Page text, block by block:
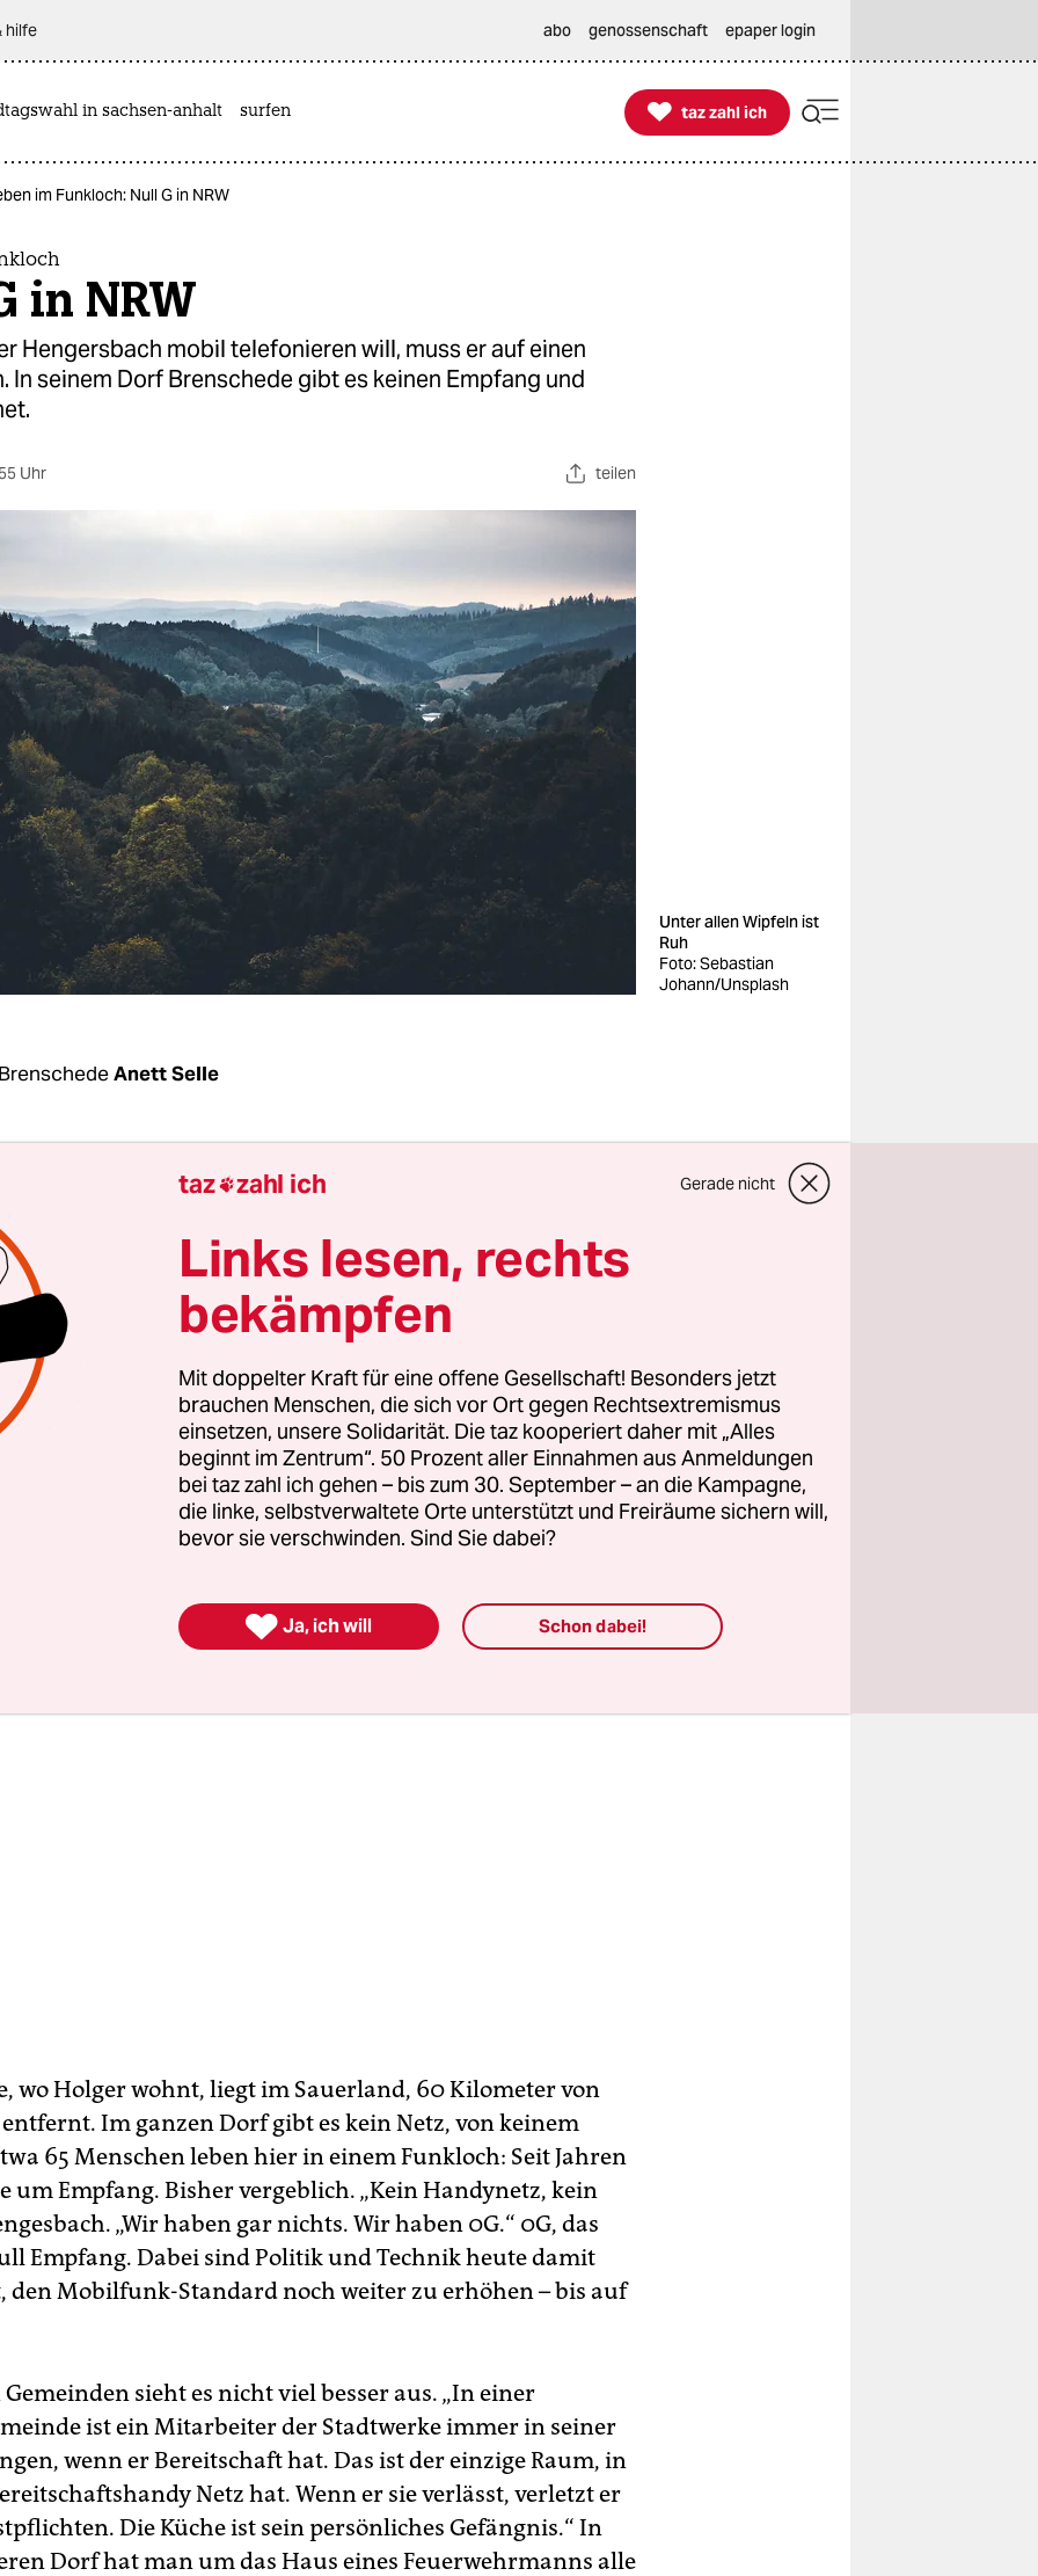
hilfe abo genossenschaft epaper login
in sachsen-anhalt surfen 
taz zahl ich
taz zahl ich
im Funkloch: Null G in NRW
in NRW
Hengersbach mobil telefonieren will, muss er auf einen
In seinem Dorf Brenschede gibt es keinen Empfang und
Uhr teilen
Unter allen Wipfeln ist
Ruh
Foto: Sebastian
Johann/Unsplash
Anett Selle
Hengesbach seine SMS abholen will, steigt er in seinen
Im Geländewagen biegt er vom Hof ab und rollt
rauf zum Weidentor. Dort steigt er aus, zieht das Tor auf,
ein, fährt durch – steigt wieder aus, drückt das Tor zu und
hinters Steuer. Der Wagen brummt die Weide hoch,
Hang hinauf. „Zum Glück sind keine Kühe auf der Weide“,
der Pajero ruckelt, „sonst müssten wir uns noch kümmern,
wegrennen oder vors Auto laufen. Kühe sind sehr
von 450 Metern über dem Meeresspiegel zieht Holger
die Handbremse. „Hier ist so der Bereich, wo der
Tal quillt Rauch aus den Schornsteinen.
wo Holger wohnt, liegt im Sauerland, 60 Kilometer von
Im ganzen Dorf gibt es kein Netz, von keinem
65 Menschen leben hier in einem Funkloch: Seit Jahren
um Empfang. Bisher vergeblich. „Kein Handynetz, kein
„Wir haben gar nichts. Wir haben 0G.“ 0G, das
Empfang. Dabei sind Politik und Technik heute damit
den Mobilfunk-Standard noch weiter zu erhöhen – bis auf
sieht es nicht viel besser aus. „In einer
ist ein Mitarbeiter der Stadtwerke immer in seiner
wenn er Bereitschaft hat. Das ist der einzige Raum, in
Netz hat. Wenn er sie verlässt, verletzt er
Die Küche ist sein persönliches Gefängnis.“ In
Dorf hat man um das Haus eines Feuerwehrmanns alle
taz zahl ich Gerade nicht
Links lesen, rechts
bekämpfen
Mit doppelter Kraft für eine offene Gesellschaft! Besonders jetzt
brauchen Menschen, die sich vor Ort gegen Rechtsextremismus
einsetzen, unsere Solidarität. Die taz kooperiert daher mit „Alles
beginnt im Zentrum“. 50 Prozent aller Einnahmen aus Anmeldungen
bei taz zahl ich gehen – bis zum 30. September – an die Kampagne,
die linke, selbstverwaltete Orte unterstützt und Freiräume sichern will,
bevor sie verschwinden. Sind Sie dabei?
 Ja, ich will Schon dabei!